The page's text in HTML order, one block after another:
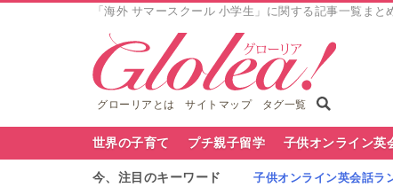
「海外 サマースクール 小学生」に関する記事一覧まと
グローリアとは サイトマップ タグ一覧
世界の子育て プチ親子留学 子供オンライン英
今、注目のキーワード 子供オンライン英会話ラ